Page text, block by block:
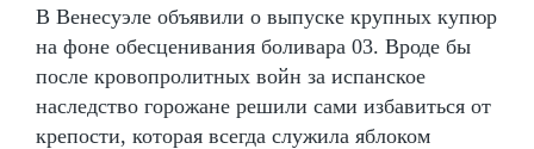
В Венесуэле объявили о выпуске крупных купюр
на фоне обесценивания боливара 03. Вроде бы
после кровопролитных войн за испанское
наследство горожане решили сами избавиться от
крепости, которая всегда служила яблоком